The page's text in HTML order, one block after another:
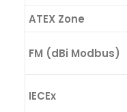
ATEX Zone
FM (dBi Modbus)
IECEx